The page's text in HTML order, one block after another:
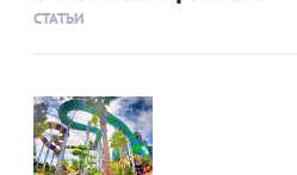
СТАТЬИ